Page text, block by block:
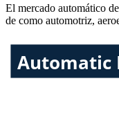
El mercado automático
de como automotriz,